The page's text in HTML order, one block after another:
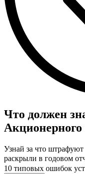
Что должен
Акционерного
Узнай за что
раскрыли в годовом
10 типовых ошибок